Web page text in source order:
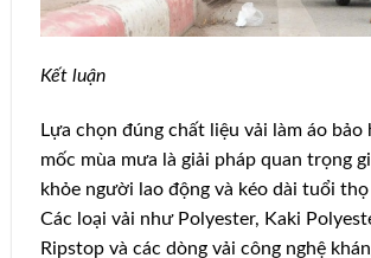
Kết luận
Lựa chọn đúng chất liệu vải làm áo bảo
mốc mùa mưa là giải pháp quan trọng
khỏe người lao động và kéo dài tuổi thọ
Các loại vải như Polyester, Kaki
Ripstop và các dòng vải công nghệ